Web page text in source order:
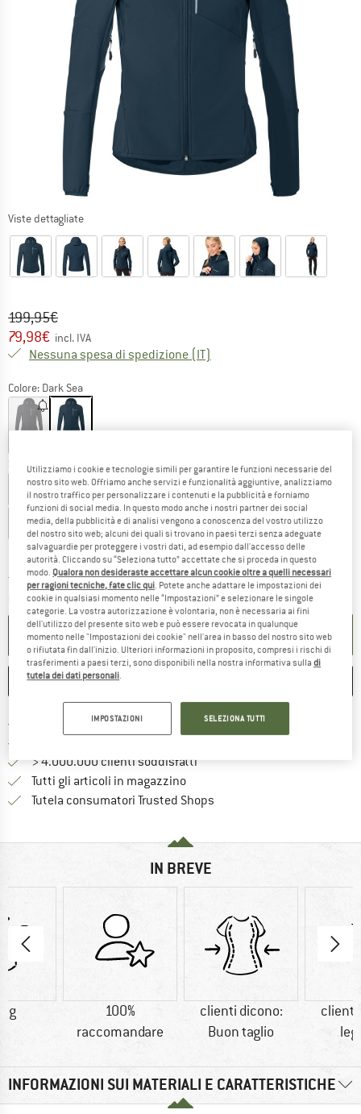
Viste dettagliate
Prezzo originale :
199,95€
Prezzo:
79,98€ incl. IVA
Nessuna spesa di spedizione (IT)
Colore: Dark Sea
Scegli la taglia:
EU34 EU36 EU38 EU40 EU42
EU44 EU46
Guida alle taglie
Tempi di consegna: 3-5 giorni lavorativiIl link si apre in una casella
Quantità:
NEL CARRELLO
ANNOTA
Porto franco da 69 € (IT)
Qui trovi ulteriori informazioni sulle
> 4.000.000 clienti soddisfatti
Tutti gli articoli in magazzino
Tutela consumatori Trusted Shops
IN BREVE
g
100%
raccomandare
clienti dicono:
Buon taglio
clienti
INFORMAZIONI SUI MATERIALI E CARATTERISTICHE
Utilizziamo i cookie e tecnologie simili per garantire le funzioni necessarie del
nostro sito web. Offriamo anche servizi e funzionalità aggiuntive, analizziamo
il nostro traffico per personalizzare i contenuti e la pubblicità e forniamo
funzioni di social media. In questo modo anche i nostri partner dei social
media, della pubblicità e di analisi vengono a conoscenza del vostro utilizzo
del nostro sito web; alcuni dei quali si trovano in paesi terzi senza adeguate
salvaguardie per proteggere i vostri dati, ad esempio dall'accesso delle
autorità. Cliccando su “Seleziona tutto” accettate che si proceda in questo
modo. Qualora non desideraste accettare alcun cookie oltre a quelli necessari
per ragioni tecniche, fate clic qui . Potete anche adattare le impostazioni dei
cookie in qualsiasi momento nelle “Impostazioni” e selezionare le singole
categorie. La vostra autorizzazione è volontaria, non è necessaria ai fini
dell'utilizzo del presente sito web e può essere revocata in qualunque
momento nelle "Impostazioni dei cookie" nell'area in basso del nostro sito web
o rifiutata fin dall'inizio. Ulteriori informazioni in proposito, compresi i rischi di
trasferimenti a paesi terzi, sono disponibili nella nostra informativa sulladi
tutela dei dati personali
IMPOSTAZIONI SELEZIONA TUTTI